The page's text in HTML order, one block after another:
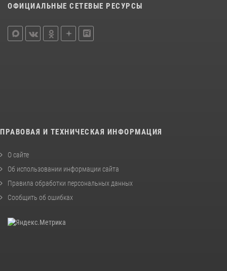
ОФИЦИАЛЬНЫЕ СЕТЕВЫЕ РЕСУРСЫ
ПРАВОВАЯ И ТЕХНИЧЕСКАЯ ИНФОРМАЦИЯ
О сайте
Об использовании информации сайта
Правила обработки персональных данных
Сообщить об ошибках